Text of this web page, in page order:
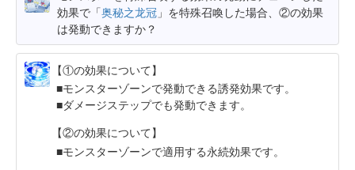
効果で「奥秘之龙冠 」を特殊召喚した場合、②の効果
は発動できますか？
【①の効果について】
モンスターゾーンで発動できる誘発効果です。
ダメージステップでも発動できます。
【②の効果について】
モンスターゾーンで適用する永続効果です。